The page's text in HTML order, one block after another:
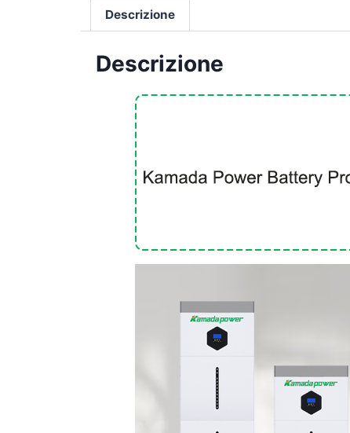
Descrizione
Descrizione